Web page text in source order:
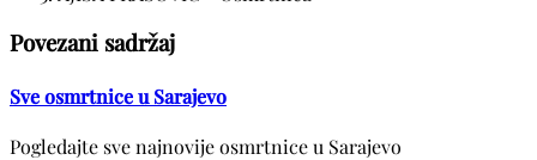
Povezani sadržaj
Sve osmrtnice u Sarajevo
Pogledajte sve najnovije osmrtnice u Sarajevo